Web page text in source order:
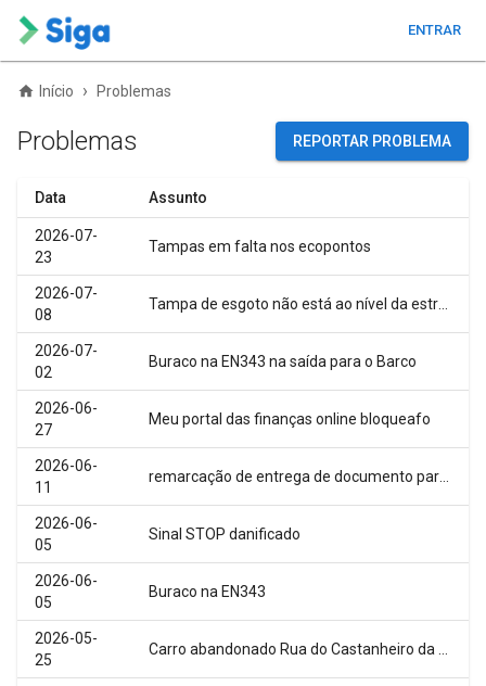
ENTRAR
Início › Problemas
Problemas REPORTAR PROBLEMA
Data Assunto
2026-07-
23
Tampas em falta nos ecopontos
2026-07-
08
2026-07-
02
Buraco na EN343 na saída para o Barco
2026-06-
27
Meu portal das finanças online bloqueafo
2026-06-
11
2026-06-
05
Sinal STOP danificado
2026-06-
05
Buraco na EN343
2026-05-
25